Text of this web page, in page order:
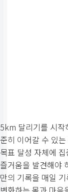
5km 달리기를 시작
준히 이어갈 수 있
목표 달성 자체에
즐거움을 발견해야
만의 기록을 매일